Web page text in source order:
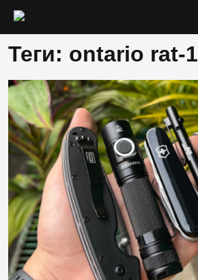
Теги: ontario rat-1